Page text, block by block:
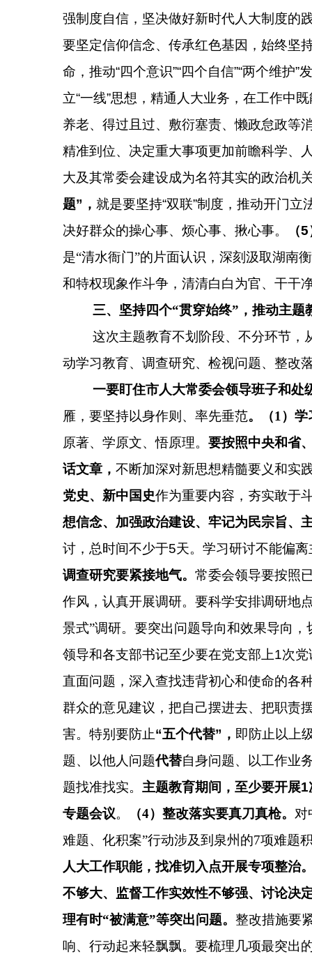
强制度自信，坚决做好新时代人大制度的
要坚定信仰信念、传承红色基因，始终坚
命，推动“四个意识”“四个自信”“两个维护”
立“一线”思想，精通人大业务，在工作中
养老、得过且过、敷衍塞责、懒政怠政等
精准到位、决定重大事项更加前瞻科学、
大及其常委会建设成为名符其实的政治机
题”， 就是要坚持“双联”制度，推动开门
决好群众的操心事、烦心事、揪心事。
（5
是“清水衙门”的片面认识，深刻汲取湖南
和特权现象作斗争，清清白白为官、干干
三、坚持四个“贯穿始终”，推动主题
这次主题教育不划阶段、不分环节，
动学习教育、调查研究、检视问题、整改
一要盯住市人大常委会领导班子和处
雁，要坚持以身作则、率先垂范。 （1 ）
原著、学原文、悟原理。 要按照中央和省
话文章， 不断加深对新思想精髓要义和实
党史、新中国史作为重要内容，夯实敢于
想信念、加强政治建设、牢记为民宗旨、
讨，总时间不少于5天。学习研讨不能偏
调查研究要紧接地气。 常委会领导要按照
作风，认真开展调研。要科学安排调研地
景式”调研。要突出问题导向和效果导向，
领导和各支部书记至少要在党支部上1次党
直面问题，深入查找违背初心和使命的各
群众的意见建议，把自己摆进去、把职责
害。 特别要防止“五个代替”， 即防止以上
题、以他人问题代替自身问题、以工作业
题找准找实。 主题教育期间，至少要开展1
专题会议。 （4）整改落实要真刀真枪。 对
难题、化积案”行动涉及到泉州的7项难题
人大工作职能，找准切入点开展专项整治
不够大、监督工作实效性不够强、讨论决
理有时“被满意”等突出问题。 整改措施要
响、行动起来轻飘飘。要梳理几项最突出